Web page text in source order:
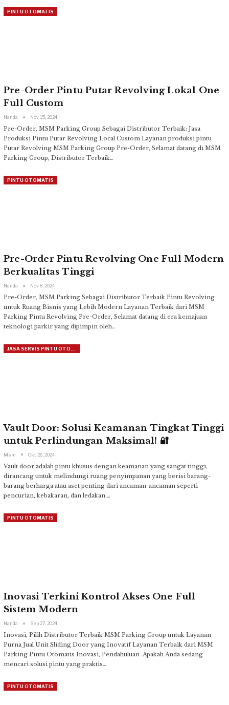
PINTU OTOMATIS
Pre-Order Pintu Putar Revolving Lokal One
Full Custom
Nanda Nov 15, 2024
Pre-Order, MSM Parking Group Sebagai Distributor Terbaik: Jasa
Produksi Pintu Putar Revolving Local Custom Layanan produksi pintu
Putar Revolving MSM Parking Group Pre-Order, Selamat datang di MSM
Parking Group, Distributor Terbaik…
PINTU OTOMATIS
Pre-Order Pintu Revolving One Full Modern
Berkualitas Tinggi
Nanda Nov 8, 2024
Pre-Order, MSM Parking Sebagai Distributor Terbaik Pintu Revolving
untuk Ruang Bisnis yang Lebih Modern Layanan Terbaik dari MSM
Parking Pintu Revolving Pre-Order, Selamat datang di era kemajuan
teknologi parkir yang dipimpin oleh…
JASA SERVIS PINTU OTOMATIS
Vault Door: Solusi Keamanan Tingkat Tinggi
untuk Perlindungan Maksimal! 🔐
Msm Okt 26, 2024
Vault door adalah pintu khusus dengan keamanan yang sangat tinggi,
dirancang untuk melindungi ruang penyimpanan yang berisi barang-
barang berharga atau aset penting dari ancaman-ancaman seperti
pencurian, kebakaran, dan ledakan.…
PINTU OTOMATIS
Inovasi Terkini Kontrol Akses One Full
Sistem Modern
Nanda Sep 27, 2024
Inovasi, Pilih Distributor Terbaik MSM Parking Group untuk Layanan
Purna Jual Unit Sliding Door yang InovatifLayanan Terbaik dari MSM
Parking Pintu Otomatis Inovasi, Pendahuluan :Apakah Anda sedang
mencari solusi pintu yang praktis…
PINTU OTOMATIS